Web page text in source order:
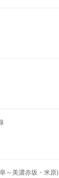
～美濃赤坂・米原)